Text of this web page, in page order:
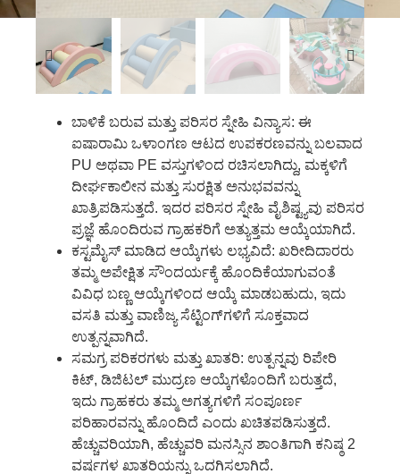
ಬಾಳಿಕೆ ಬರುವ ಮತ್ತು ಪರಿಸರ ಸ್ನೇಹಿ ವಿನ್ಯಾಸ: ಈ
ಐಷಾರಾಮಿ ಒಳಾಂಗಣ ಆಟದ ಉಪಕರಣವನ್ನು ಬಲವಾದ
PU ಅಥವಾ PE ವಸ್ತುಗಳಿಂದ ರಚಿಸಲಾಗಿದ್ದು, ಮಕ್ಕಳಿಗೆ
ದೀರ್ಘಕಾಲೀನ ಮತ್ತು ಸುರಕ್ಷಿತ ಅನುಭವವನ್ನು
ಖಾತ್ರಿಪಡಿಸುತ್ತದೆ. ಇದರ ಪರಿಸರ ಸ್ನೇಹಿ ವೈಶಿಷ್ಟ್ಯವು ಪರಿಸರ
ಪ್ರಜ್ಞೆ ಹೊಂದಿರುವ ಗ್ರಾಹಕರಿಗೆ ಅತ್ಯುತ್ತಮ ಆಯ್ಕೆಯಾಗಿದೆ.
ಕಸ್ಟಮೈಸ್ ಮಾಡಿದ ಆಯ್ಕೆಗಳು ಲಭ್ಯವಿದೆ: ಖರೀದಿದಾರರು
ತಮ್ಮ ಅಪೇಕ್ಷಿತ ಸೌಂದರ್ಯಕ್ಕೆ ಹೊಂದಿಕೆಯಾಗುವಂತೆ
ವಿವಿಧ ಬಣ್ಣ ಆಯ್ಕೆಗಳಿಂದ ಆಯ್ಕೆ ಮಾಡಬಹುದು, ಇದು
ವಸತಿ ಮತ್ತು ವಾಣಿಜ್ಯ ಸೆಟ್ಟಿಂಗ್‌ಗಳಿಗೆ ಸೂಕ್ತವಾದ
ಉತ್ಪನ್ನವಾಗಿದೆ.
ಸಮಗ್ರ ಪರಿಕರಗಳು ಮತ್ತು ಖಾತರಿ: ಉತ್ಪನ್ನವು ರಿಪೇರಿ
ಕಿಟ್, ಡಿಜಿಟಲ್ ಮುದ್ರಣ ಆಯ್ಕೆಗಳೊಂದಿಗೆ ಬರುತ್ತದೆ,
ಇದು ಗ್ರಾಹಕರು ತಮ್ಮ ಅಗತ್ಯಗಳಿಗೆ ಸಂಪೂರ್ಣ
ಪರಿಹಾರವನ್ನು ಹೊಂದಿದೆ ಎಂದು ಖಚಿತಪಡಿಸುತ್ತದೆ.
ಹೆಚ್ಚುವರಿಯಾಗಿ, ಹೆಚ್ಚುವರಿ ಮನಸ್ಸಿನ ಶಾಂತಿಗಾಗಿ ಕನಿಷ್ಠ 2
ವರ್ಷಗಳ ಖಾತರಿಯನ್ನು ಒದಗಿಸಲಾಗಿದೆ.